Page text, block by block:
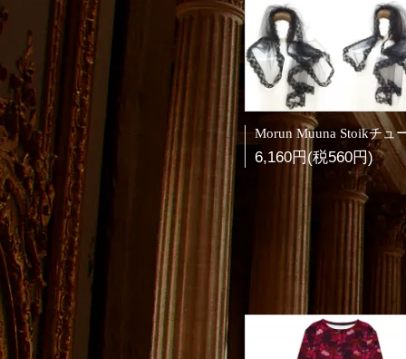
6,160円(税560円)